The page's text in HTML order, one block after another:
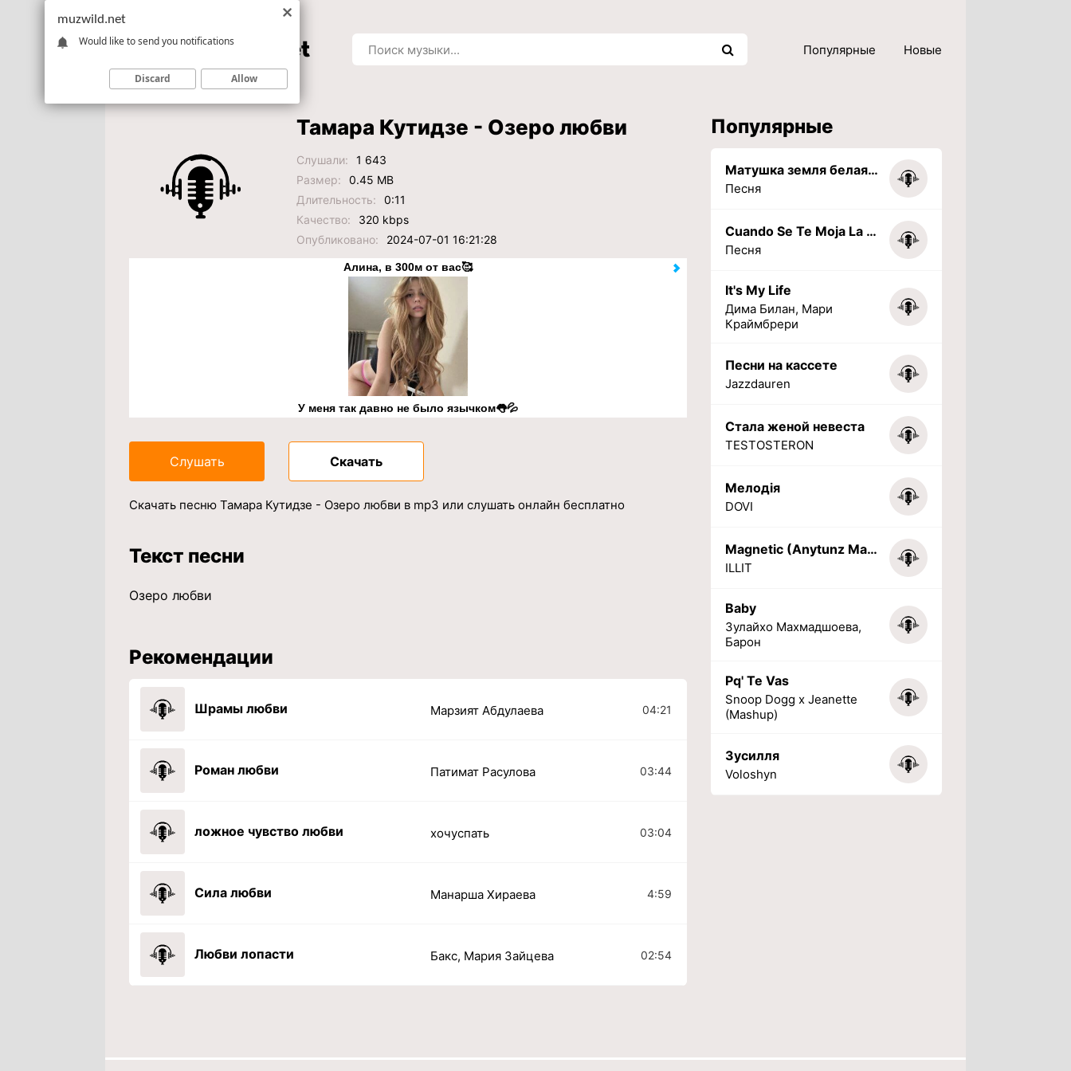
Популярные Новые
Тамара Кутидзе - Озеро любви
Слушали:
1 643
Размер:
0.45 MB
Длительность:
0:11
Качество:
320 kbps
Опубликовано:
2024-07-01 16:21:28
Алина, в 300м от вас🥰
У меня так давно не было язычком👅💦
Слушать Скачать
Скачать песню Тамара Кутидзе - Озеро любви в mp3 или слушать онлайн бесплатно
Текст песни
Озеро любви
Рекомендации
Шрамы любви Марзият Абдулаева 04:21
Роман любви Патимат Расулова 03:44
ложное чувство любви хочуспать 03:04
Сила любви Манарша Хираева 4:59
Любви лопасти Бакс, Мария Зайцева 02:54
Популярные
Матушка земля белая березонька
Песня
Cuando Se Te Moja La Tarea (PHONK) (Slowed + Reverbed)
Песня
It's My Life
Дима Билан, Мари
Краймбрери
Песни на кассете
Jazzdauren
Стала женой невеста
TESTOSTERON
Мелодія
DOVI
Magnetic (Anytunz Marimba Ringtone)
ILLIT
Baby
Зулайхо Махмадшоева,
Барон
Pq' Te Vas
Snoop Dogg x Jeanette
(Mashup)
Зусилля
Voloshyn
muzwild.net
Would like to send you notifications
Discard Allow